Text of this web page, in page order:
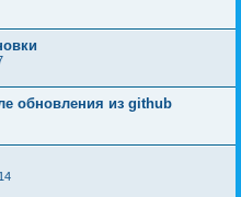
обновления из github